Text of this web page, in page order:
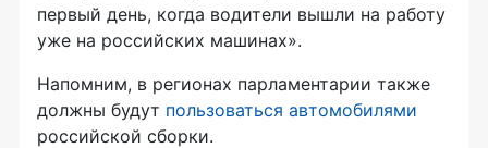
первый день, когда водители вышли на работу
уже на российских машинах».
Напомним, в регионах парламентарии также
должны будут пользоваться автомобилями
российской сборки.